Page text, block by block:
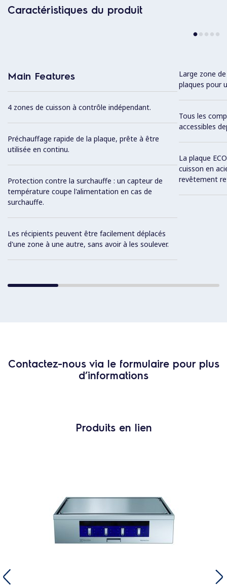
Caractéristiques du produit
Main Features
4 zones de cuisson à contrôle indépendant.
Préchauffage rapide de la plaque, prête à être
utilisée en continu.
Protection contre la surchauffe : un capteur de
température coupe l'alimentation en cas de
surchauffe.
Les récipients peuvent être facilement déplacés
d'une zone à une autre, sans avoir à les soulever.
Large zone
plaques pour
Tous les
accessibles
La plaque
cuisson en
revêtement
Contactez-nous via le formulaire pour plus
d’informations
Produits en lien